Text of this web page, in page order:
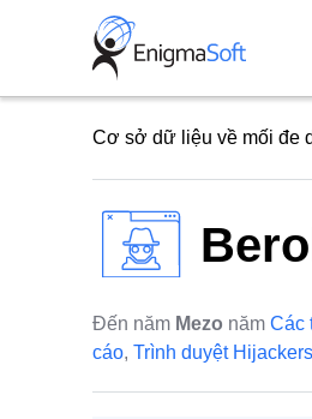
Cơ sở dữ liệu về mối đe
Đến năm Mezo năm Các
cáo, Trình duyệt Hijackers